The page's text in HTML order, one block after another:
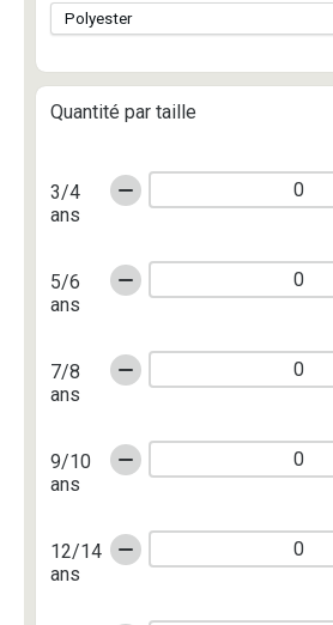
Quantité par taille
3/4
ans
5/6
ans
7/8
ans
9/10
ans
12/14
ans